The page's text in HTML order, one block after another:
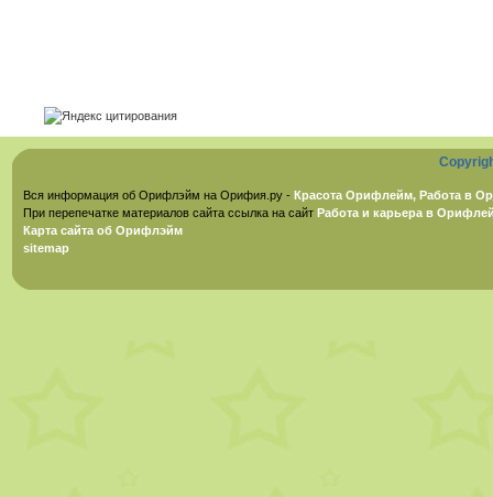
Вся информация об Орифлэйм на Орифия.ру - Красота Орифлейм, Работа в
При перепечатке материалов сайта ссылка на сайт Работа и карьера в
Карта сайта об Орифлэйм
sitemap